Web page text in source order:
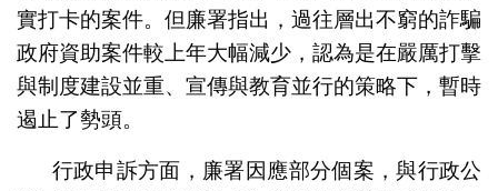
實打卡的案件。但廉署指出，過往層出不窮的詐騙
政府資助案件較上年大幅減少，認為是在嚴厲打擊
與制度建設並重、宣傳與教育並行的策略下，暫時
遏止了勢頭。
行政申訴方面，廉署因應部分個案，與行政公